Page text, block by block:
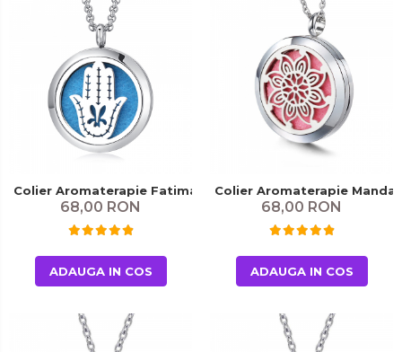
Colier Aromaterapie Fatima
68,00 RON
ADAUGA IN COS
Colier Aromaterapie
68,00 RON
ADAUGA IN COS